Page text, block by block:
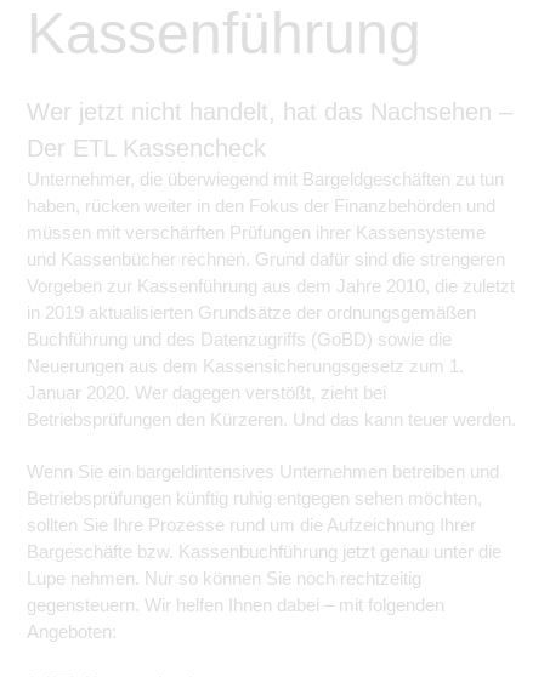
Kassenführung
Wer jetzt nicht handelt, hat das Nachsehen –
Der ETL Kassencheck
Unternehmer, die überwiegend mit Bargeldgeschäften zu tun
haben, rücken weiter in den Fokus der Finanzbehörden und
müssen mit verschärften Prüfungen ihrer Kassensysteme
und Kassenbücher rechnen. Grund dafür sind die strengeren
Vorgeben zur Kassenführung aus dem Jahre 2010, die zuletzt
in 2019 aktualisierten Grundsätze der ordnungsgemäßen
Buchführung und des Datenzugriffs (GoBD) sowie die
Neuerungen aus dem Kassensicherungsgesetz zum 1.
Januar 2020. Wer dagegen verstößt, zieht bei
Betriebsprüfungen den Kürzeren. Und das kann teuer werden.
Wenn Sie ein bargeldintensives Unternehmen betreiben und
Betriebsprüfungen künftig ruhig entgegen sehen möchten,
sollten Sie Ihre Prozesse rund um die Aufzeichnung Ihrer
Bargeschäfte bzw. Kassenbuchführung jetzt genau unter die
Lupe nehmen. Nur so können Sie noch rechtzeitig
gegensteuern. Wir helfen Ihnen dabei – mit folgenden
Angeboten: